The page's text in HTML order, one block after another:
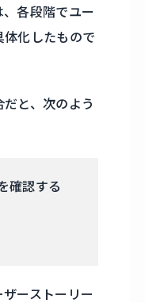
各段階でユー
化したもので
と、次のよう
確認する
ーストーリー